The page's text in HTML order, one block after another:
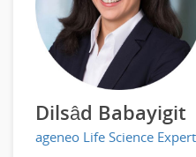
Anlagenbuchhaltung
Controlling
Debitorenbuchhaltung
Finanzbuchhaltung,
Gehaltsbuchhaltung,
Konzernbuchhaltung
Dilsâd Babayigit
ageneo Life Science